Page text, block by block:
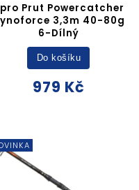
Prut Powercatcher
3,3m 40-80g
6-Dílný
979 Kč
Do košíku